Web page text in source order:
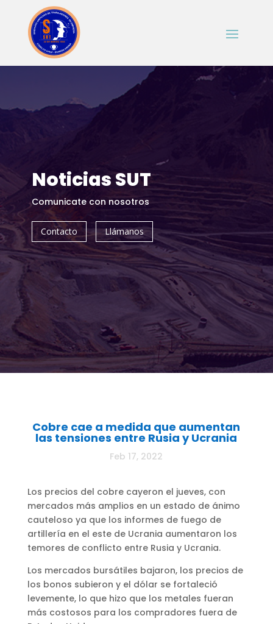
Noticias SUT
Comunicate con nosotros
Contacto Llámanos
Cobre cae a medida que aumentan
las tensiones entre Rusia y Ucrania
Feb 17, 2022
Los precios del cobre cayeron el jueves, con
mercados más amplios en un estado de ánimo
cauteloso ya que los informes de fuego de
artillería en el este de Ucrania aumentaron los
temores de conflicto entre Rusia y Ucrania.
Los mercados bursátiles bajaron, los precios de
los bonos subieron y el dólar se fortaleció
levemente, lo que hizo que los metales fueran
más costosos para los compradores fuera de